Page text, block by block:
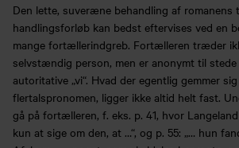
Den lette, suveræne behandling af romanens
handlingsforløb kan bedst eftervises ved en
mange fortællerindgreb. Fortælleren træder
selvstændig person, men er anonymt til
autoritative „vi“. Hvad der egentlig gemmer
flertalspronomen, ligger ikke altid helt fast.
gå på fortælleren, f. eks. p. 41, hvor
kun at sige om den, at …“, og p. 55: „… hun